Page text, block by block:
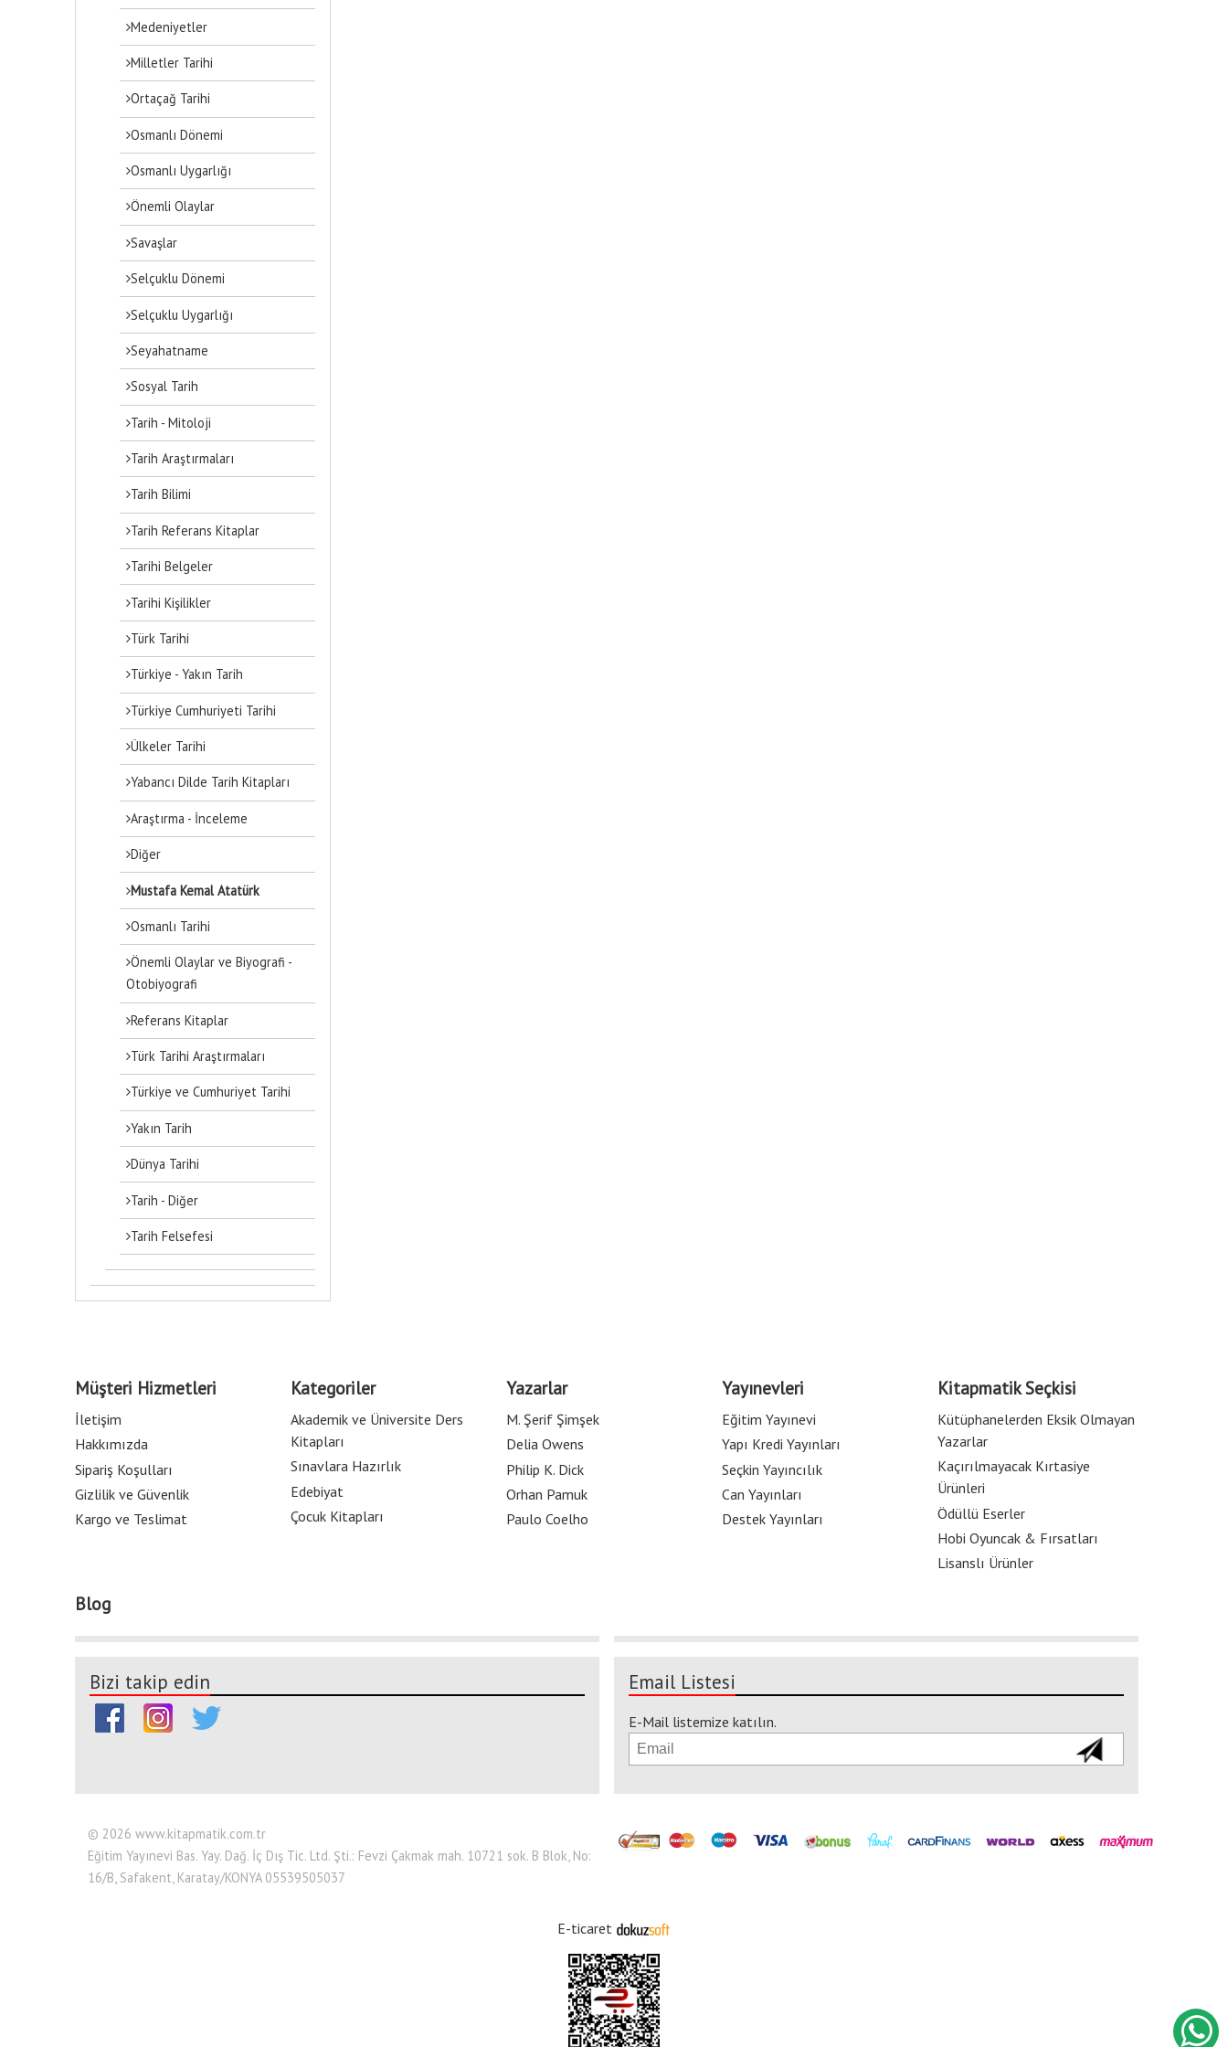
Medeniyetler
Milletler Tarihi
Ortaçağ Tarihi
Osmanlı Dönemi
Osmanlı Uygarlığı
Önemli Olaylar
Savaşlar
Selçuklu Dönemi
Selçuklu Uygarlığı
Seyahatname
Sosyal Tarih
Tarih - Mitoloji
Tarih Araştırmaları
Tarih Bilimi
Tarih Referans Kitaplar
Tarihi Belgeler
Tarihi Kişilikler
Türk Tarihi
Türkiye - Yakın Tarih
Türkiye Cumhuriyeti Tarihi
Ülkeler Tarihi
Yabancı Dilde Tarih Kitapları
Araştırma - İnceleme
Diğer
Mustafa Kemal Atatürk
Osmanlı Tarihi
Önemli Olaylar ve Biyografi -
Otobiyografi
Referans Kitaplar
Türk Tarihi Araştırmaları
Türkiye ve Cumhuriyet Tarihi
Yakın Tarih
Dünya Tarihi
Tarih - Diğer
Tarih Felsefesi
Müşteri Hizmetleri
İletişim
Hakkımızda
Sipariş Koşulları
Gizlilik ve Güvenlik
Kargo ve Teslimat
Kategoriler
Akademik ve Üniversite Ders
Kitapları
Sınavlara Hazırlık
Edebiyat
Çocuk Kitapları
Yazarlar
M. Şerif Şimşek
Delia Owens
Philip K. Dick
Orhan Pamuk
Paulo Coelho
Yayınevleri
Eğitim Yayınevi
Yapı Kredi Yayınları
Seçkin Yayıncılık
Can Yayınları
Destek Yayınları
Kitapmatik Seçkisi
Kütüphanelerden Eksik Olmayan
Yazarlar
Kaçırılmayacak Kırtasiye
Ürünleri
Ödüllü Eserler
Hobi Oyuncak & Fırsatları
Lisanslı Ürünler
Blog
Bizi takip edin Email Listesi
E-Mail listemize katılın.
© 2026 www.kitapmatik.com.tr
Eğitim Yayınevi Bas. Yay. Dağ. İç Dış Tic. Ltd. Şti.: Fevzi Çakmak mah. 10721 sok. B Blok, No:
16/B, Safakent, Karatay/KONYA 05539505037
E-ticaret